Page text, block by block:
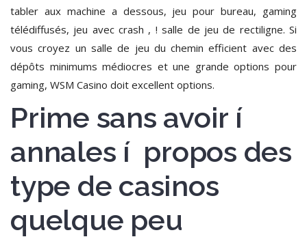
tabler aux machine a dessous, jeu pour bureau, gaming
télédiffusés, jeu avec crash , ! salle de jeu de rectiligne. Si
vous croyez un salle de jeu du chemin efficient avec des
dépôts minimums médiocres et une grande options pour
gaming, WSM Casino doit excellent options.
Prime sans avoir í
annales í propos des
type de casinos
quelque peu